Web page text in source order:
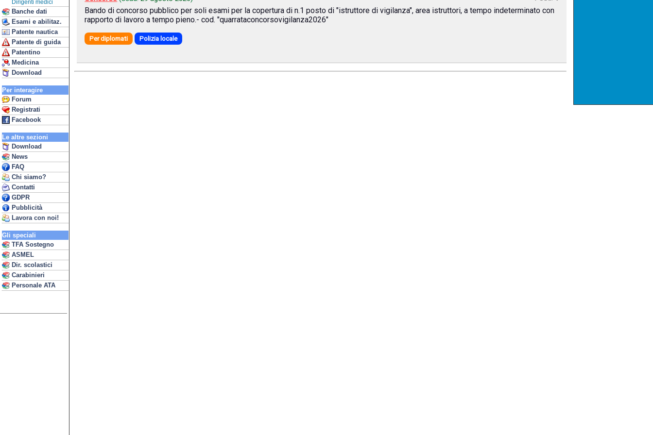
Dirigenti medici
Banche dati
Esami e abilitaz.
Patente nautica
Patente di guida
Patentino
Medicina
Download
Per interagire
Forum
Registrati
Facebook
Le altre sezioni
Download
News
FAQ
Chi siamo?
Contatti
GDPR
Pubblicità
Lavora con noi!
Gli speciali
TFA Sostegno
ASMEL
Dir. scolastici
Carabinieri
Personale ATA
Bando di concorso pubblico per soli esami per la copertura di n.1 posto di "istruttore di vigilanza", area istruttori, a tempo indeterminato con
rapporto di lavoro a tempo pieno.- cod. "quarrataconcorsovigilanza2026"
Per diplomati Polizia locale